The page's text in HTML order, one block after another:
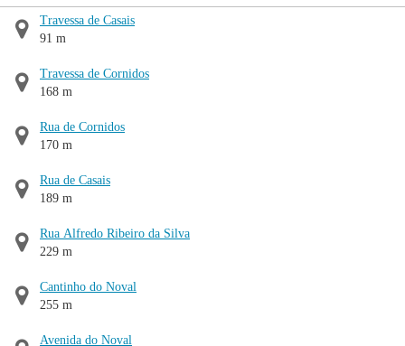
Travessa de Casais
91 m
Travessa de Cornidos
168 m
Rua de Cornidos
170 m
Rua de Casais
189 m
Rua Alfredo Ribeiro da Silva
229 m
Cantinho do Noval
255 m
Avenida do Noval